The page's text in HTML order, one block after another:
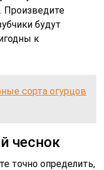
Произведите
будут
к
сорта огурцов
чеснок
точно определить,